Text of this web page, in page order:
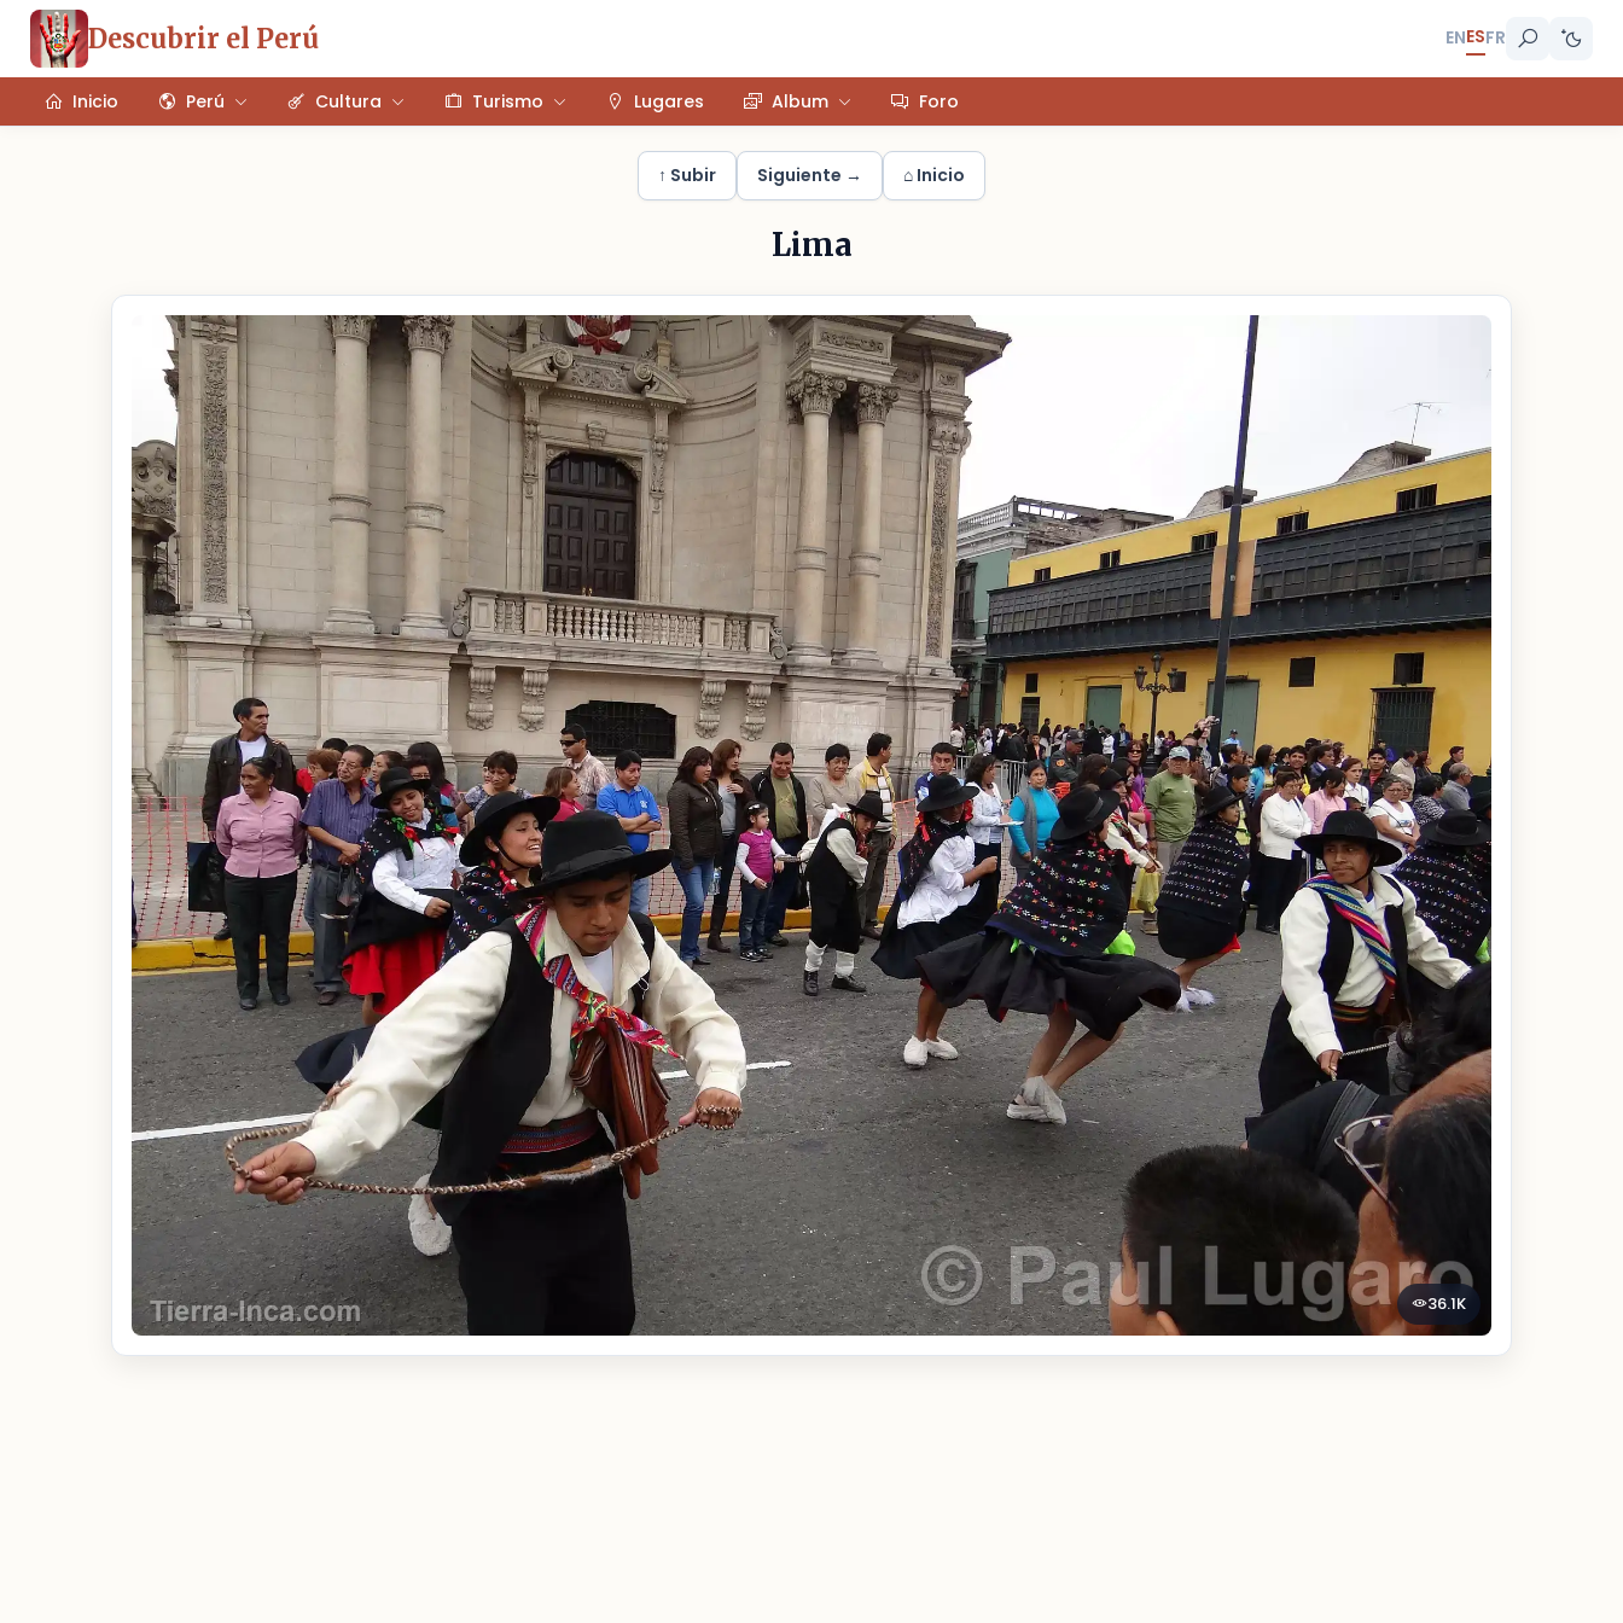
Descubrir el Perú ENESFR
Inicio Perú Cultura Turismo Lugares Album Foro
↑ Subir Siguiente → ⌂ Inicio
Lima
36.1K